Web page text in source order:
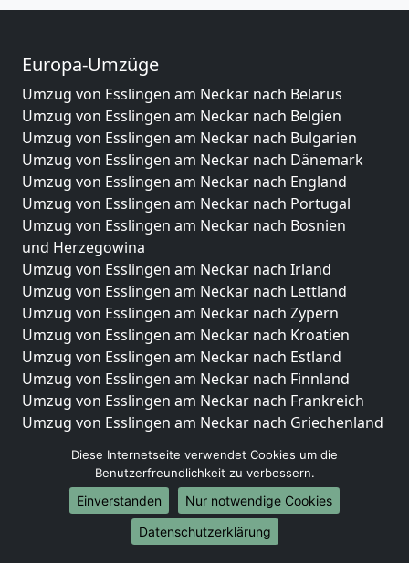
Europa-Umzüge
Umzug von Esslingen am Neckar nach Belarus
Umzug von Esslingen am Neckar nach Belgien
Umzug von Esslingen am Neckar nach Bulgarien
Umzug von Esslingen am Neckar nach Dänemark
Umzug von Esslingen am Neckar nach England
Umzug von Esslingen am Neckar nach Portugal
Umzug von Esslingen am Neckar nach Bosnien
und Herzegowina
Umzug von Esslingen am Neckar nach Irland
Umzug von Esslingen am Neckar nach Lettland
Umzug von Esslingen am Neckar nach Zypern
Umzug von Esslingen am Neckar nach Kroatien
Umzug von Esslingen am Neckar nach Estland
Umzug von Esslingen am Neckar nach Finnland
Umzug von Esslingen am Neckar nach Frankreich
Umzug von Esslingen am Neckar nach Griechenland
Umzug von Esslingen am Neckar nach Liechtenstein
Umzug von Esslingen am Neckar nach Luxemburg
Umzug von Esslingen am Neckar nach Niederlande
Umzug von Esslingen am Neckar nach Norwegen
Diese Internetseite verwendet Cookies um die
Benutzerfreundlichkeit zu verbessern.
Einverstanden
Nur notwendige Cookies
Datenschutzerklärung